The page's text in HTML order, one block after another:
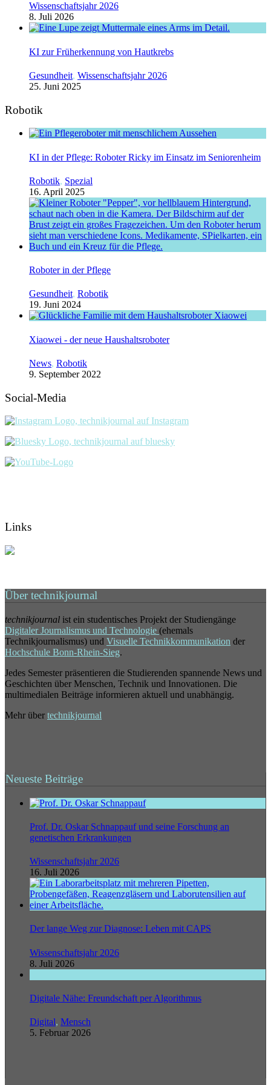
Wissenschaftsjahr 2026
8. Juli 2026
KI zur Früherkennung von Hautkrebs
Gesundheit, Wissenschaftsjahr 2026
25. Juni 2025
Robotik
KI in der Pflege: Roboter Ricky im Einsatz im Seniorenheim
Robotik, Spezial
16. April 2025
Roboter in der Pflege
Gesundheit, Robotik
19. Juni 2024
Xiaowei - der neue Haushaltsroboter
News, Robotik
9. September 2022
Social-Media
Links
Über technikjournal
technikjournal ist ein studentisches Projekt der Studiengänge
Digitaler Journalismus und Technologie (ehemals
Technikjournalismus) und Visuelle Technikkommunikation der
Hochschule Bonn-Rhein-Sieg.
Jedes Semester präsentieren die Studierenden spannende News und
Geschichten über Menschen, Technik und Innovationen. Die
multimedialen Beiträge informieren aktuell und unabhängig.
Mehr über technikjournal
Neueste Beiträge
Prof. Dr. Oskar Schnappauf und seine Forschung an
genetischen Erkrankungen
Wissenschaftsjahr 2026
16. Juli 2026
Der lange Weg zur Diagnose: Leben mit CAPS
Wissenschaftsjahr 2026
8. Juli 2026
Digitale Nähe: Freundschaft per Algorithmus
Digital, Mensch
5. Februar 2026